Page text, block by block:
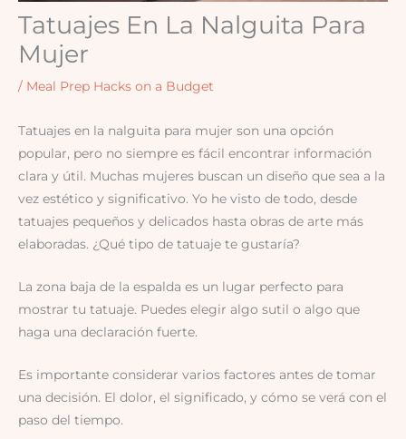
Tatuajes En La Nalguita Para
Mujer
/ Meal Prep Hacks on a Budget
Tatuajes en la nalguita para mujer son una opción
popular, pero no siempre es fácil encontrar información
clara y útil. Muchas mujeres buscan un diseño que sea a la
vez estético y significativo. Yo he visto de todo, desde
tatuajes pequeños y delicados hasta obras de arte más
elaboradas. ¿Qué tipo de tatuaje te gustaría?
La zona baja de la espalda es un lugar perfecto para
mostrar tu tatuaje. Puedes elegir algo sutil o algo que
haga una declaración fuerte.
Es importante considerar varios factores antes de tomar
una decisión. El dolor, el significado, y cómo se verá con el
paso del tiempo.